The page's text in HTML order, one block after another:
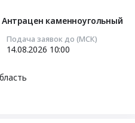
каменноугольный
Подача заявок до (МСК)
14.08.2026 10:00